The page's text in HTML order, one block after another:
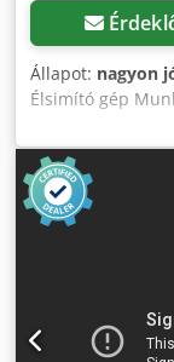
Állapot: nagyon
Élsimító gép
Munkafelület
munkaasztal
kialakítással 4
Chsdpfezqhfmsx
Gyártási év: 2010